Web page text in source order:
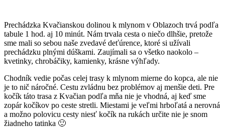
Prechádzka Kvačianskou dolinou k mlynom v Oblazoch trvá podľa
tabule 1 hod. aj 10 minút. Nám trvala cesta o niečo dlhšie, pretože
sme mali so sebou naše zvedavé deťúrence, ktoré si užívali
prechádzku plnými dúškami. Zaujímali sa o všetko naokolo –
kvetinky, chrobáčiky, kamienky, krásne výhľady.
Chodník vedie počas celej trasy k mlynom mierne do kopca, ale nie
je to nič náročné. Cestu zvládnu bez problémov aj menšie deti. Pre
kočík táto trasa z Kvačian podľa mňa nie je vhodná, aj keď sme
zopár kočíkov po ceste stretli. Miestami je veľmi hrboľatá a nerovná
a možno polovicu cesty niesť kočík na rukách určite nie je snom
žiadneho tatinka 🙂